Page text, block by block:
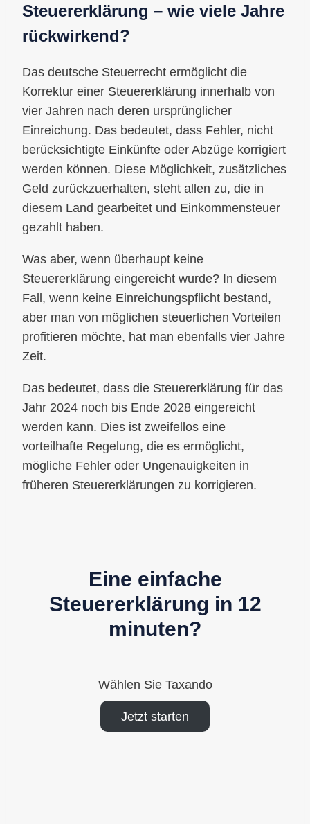
Steuererklärung – wie viele Jahre
rückwirkend?
Das deutsche Steuerrecht ermöglicht die
Korrektur einer Steuererklärung innerhalb von
vier Jahren nach deren ursprünglicher
Einreichung. Das bedeutet, dass Fehler, nicht
berücksichtigte Einkünfte oder Abzüge korrigiert
werden können. Diese Möglichkeit, zusätzliches
Geld zurückzuerhalten, steht allen zu, die in
diesem Land gearbeitet und Einkommensteuer
gezahlt haben.
Was aber, wenn überhaupt keine
Steuererklärung eingereicht wurde? In diesem
Fall, wenn keine Einreichungspflicht bestand,
aber man von möglichen steuerlichen Vorteilen
profitieren möchte, hat man ebenfalls vier Jahre
Zeit.
Das bedeutet, dass die Steuererklärung für das
Jahr 2024 noch bis Ende 2028 eingereicht
werden kann. Dies ist zweifellos eine
vorteilhafte Regelung, die es ermöglicht,
mögliche Fehler oder Ungenauigkeiten in
früheren Steuererklärungen zu korrigieren.
Eine einfache
Steuererklärung in 12
minuten?
Wählen Sie Taxando
Jetzt starten